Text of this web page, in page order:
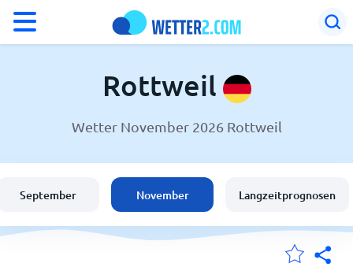
Wetter in Rottweil
Schweiz
Rottweil
Wetter November 2026 Rottweil
September November Langzeitprognosen